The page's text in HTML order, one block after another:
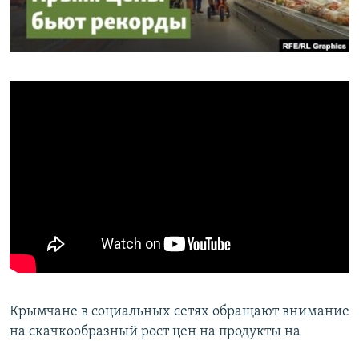
ПОБЕДИТЕЛЕЙ НЕ СУДЯТ?
ПРИСОЕДИНЯЙТЕСЬ!
Крымчане в социальных сетях обращают внимание
на скачкообразный рост цен на продукты на